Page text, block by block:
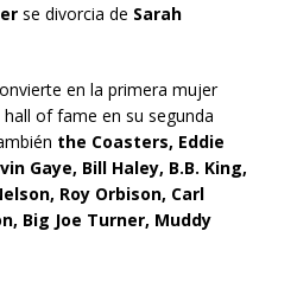
se divorcia de Sarah
en la primera mujer
of fame en su segunda
the Coasters, Eddie
Gaye, Bill Haley, B.B. King,
Roy Orbison, Carl
Big Joe Turner, Muddy